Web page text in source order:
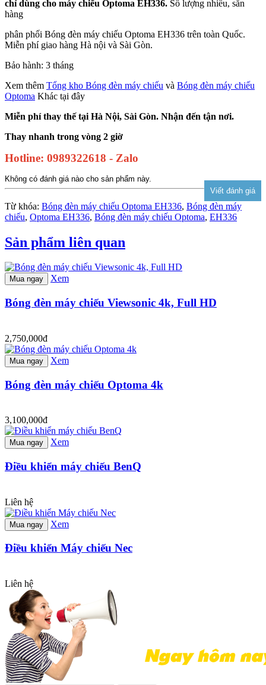
chỉ dùng cho máy chiếu Optoma EH336. Số lượng nhiều, sẵn
hàng
phân phối Bóng đèn máy chiếu Optoma EH336 trên toàn Quốc.
Miễn phí giao hàng Hà nội và Sài Gòn.
Bảo hành: 3 tháng
Xem thêm Tổng kho Bóng đèn máy chiếu và Bóng đèn máy chiếu
Optoma Khác tại đây
Miễn phí thay thế tại Hà Nội, Sài Gòn. Nhận đến tận nơi.
Thay nhanh trong vòng 2 giờ
Hotline: 0989322618 - Zalo
Không có đánh giá nào cho sản phẩm này.
Từ khóa: Bóng đèn máy chiếu Optoma EH336, Bóng đèn máy
chiếu, Optoma EH336, Bóng đèn máy chiếu Optoma, EH336
Sản phẩm liên quan
Mua ngay Xem
Bóng đèn máy chiếu Viewsonic 4k, Full HD
2,750,000đ
Mua ngay Xem
Bóng đèn máy chiếu Optoma 4k
3,100,000đ
Mua ngay Xem
Điều khiển máy chiếu BenQ
Liên hệ
Mua ngay Xem
Điều khiển Máy chiếu Nec
Liên hệ